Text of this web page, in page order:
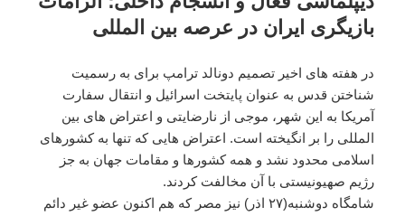
بازیگری ایران در عرصه بین المللی
در هفته های اخیر تصمیم دونالد ترامپ برای به رسمیت
شناختن قدس به عنوان پایتخت اسرائیل و انتقال سفارت
آمریکا به این شهر، موجی از نارضایتی و اعتراض های بین
المللی را بر انگیخته است. اعتراض هایی که تنها به کشورهای
اسلامی محدود نشد و همه کشورها و مقامات جهان به جز
رژیم صهیونیستی با آن مخالفت کردند.
شامگاه دوشنبه(۲۷ اذر) نیز مصر که هم اکنون عضو غیر دائم